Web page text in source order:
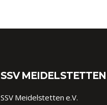
SSV MEIDELSTETTEN
SSV Meidelstetten e.V.